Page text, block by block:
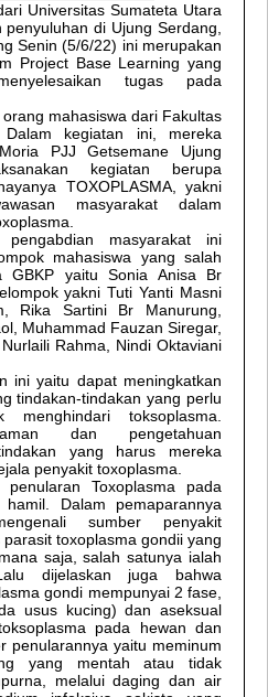
Universitas Sumateta Utara
di Ujung Serdang,
Senin (5/6/22) ini merupakan
Project Base Learning yang
tugas pada
mahasiswa dari Fakultas
Dalam kegiatan ini, mereka
PJJ Getsemane Ujung
kegiatan berupa
TOXOPLASMA, yakni
masyarakat dalam
masyarakat ini
mahasiswa yang salah
GBKP yaitu Sonia Anisa Br
yakni Tuti Yanti Masni
Rika Sartini Br Manurung,
Muhammad Fauzan Siregar,
Rahma, Nindi Oktaviani
ini yaitu dapat meningkatkan
tindakan-tindakan yang perlu
toksoplasma.
dan pengetahuan
yang harus mereka
penyakit toxoplasma.
Toxoplasma pada
Dalam pemaparannya
sumber penyakit
toxoplasma gondii yang
saja, salah satunya ialah
dijelaskan juga bahwa
gondi mempunyai 2 fase,
usus kucing) dan aseksual
pada hewan dan
penularannya yaitu meminum
yang mentah atau tidak
melalui daging dan air